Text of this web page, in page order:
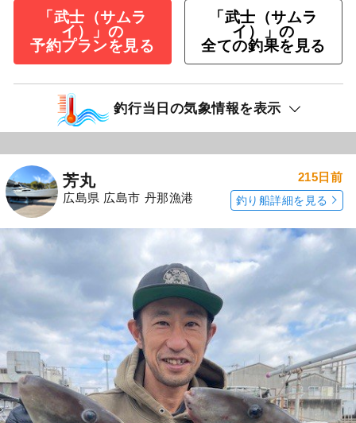
「武士（サムラ
イ）」の
予約プランを見る
「武士（サムラ
イ）」の
全ての釣果を見る
釣行当日の気象情報を表示
芳丸
広島県 広島市 丹那漁港
215日前
釣り船詳細を見る